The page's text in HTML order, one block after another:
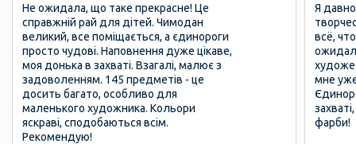
Не ожидала, що таке прекрасне! Це
справжній рай для дітей. Чимодан
великий, все поміщається, а єдинороги
просто чудові. Наповнення дуже цікаве,
моя донька в захваті. Взагалі, малює з
задоволенням. 145 предметів - це
досить багато, особливо для
маленького художника. Кольори
яскраві, сподобаються всім.
Рекомендую!
Я
всё,
мне
фарби!